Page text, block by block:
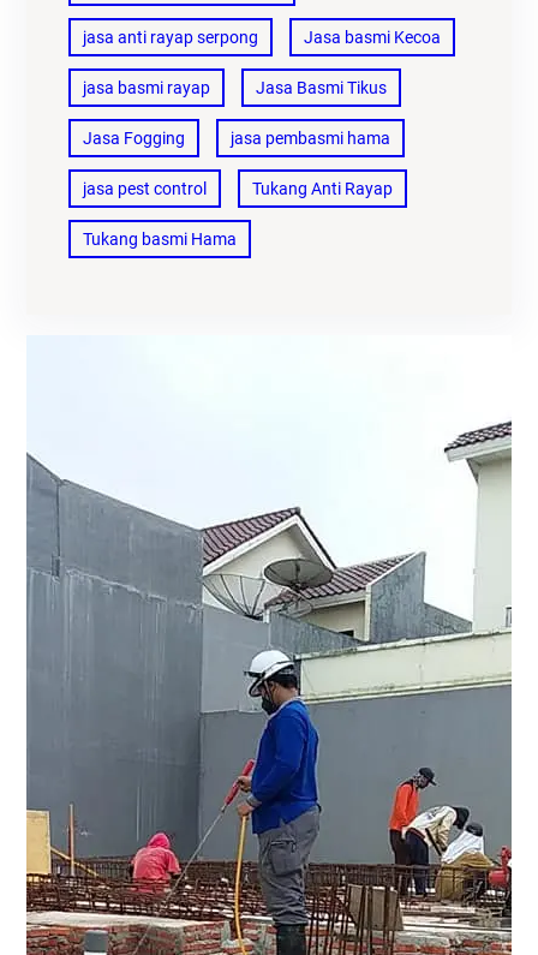
jasa anti rayap serpong Jasa basmi Kecoa
jasa basmi rayap Jasa Basmi Tikus
Jasa Fogging jasa pembasmi hama
jasa pest control Tukang Anti Rayap
Tukang basmi Hama